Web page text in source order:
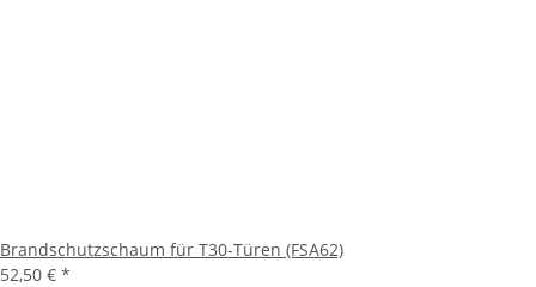
Brandschutzschaum für T30-Türen (FSA62)
52,50 € *